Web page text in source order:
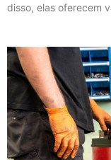
disso, elas oferecem